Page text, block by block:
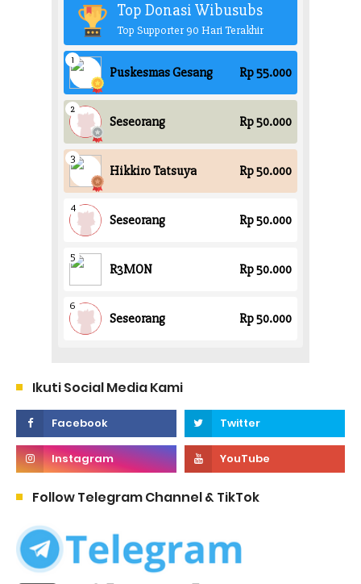
Ikuti Social Media Kami
Follow Telegram Channel & TikTok